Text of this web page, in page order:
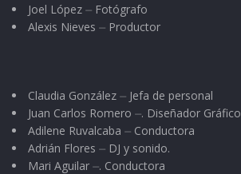
Joel López ⏤ Fotógrafo
Alexis Nieves ⏤ Productor
Claudia González ⏤ Jefa de personal
Juan Carlos Romero ⏤. Diseñador Gráfico
Adilene Ruvalcaba ⏤ Conductora
Adrián Flores ⏤ DJ y sonido.
Mari Aguilar ⏤. Conductora